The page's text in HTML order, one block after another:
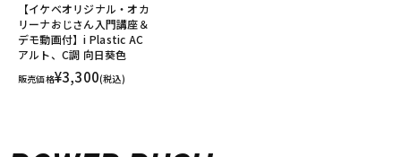
【イケベオリジナル・オカ
リーナおじさん入門講座＆
デモ動画付】i Plastic AC
アルト、C調 向日葵色
販売価格¥3,300(税込)